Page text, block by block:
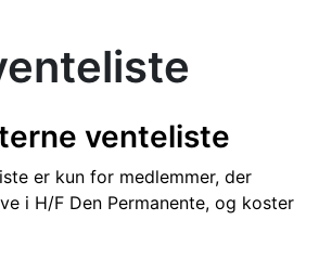
venteliste
er kun for medlemmer, der
i H/F Den Permanente, og koster